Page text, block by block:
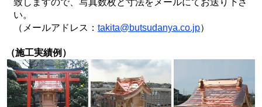
致しますので、写真数枚と寸法をメールにてお送り下さ
い。
（メールアドレス： takita@butsudanya.co.jp）
（施工実績例）